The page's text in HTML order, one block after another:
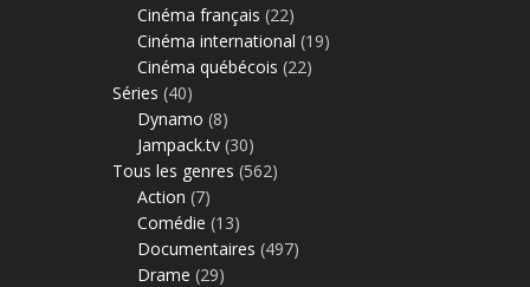
Cinéma français (22)
Cinéma international (19)
Cinéma québécois (22)
Séries (40)
Dynamo (8)
Jampack.tv (30)
Tous les genres (562)
Action (7)
Comédie (13)
Documentaires (497)
Drame (29)